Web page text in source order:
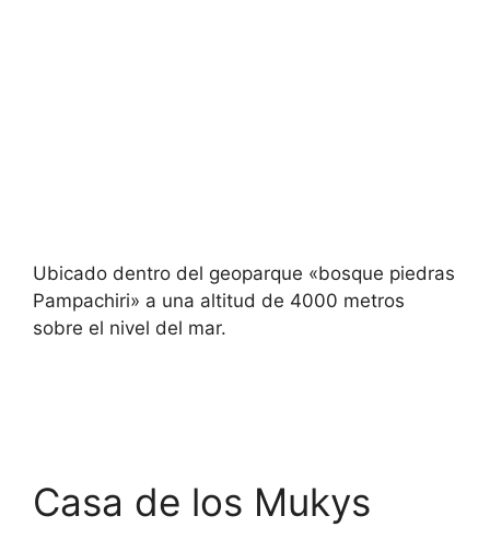
Ubicado dentro del geoparque «bosque piedras
Pampachiri» a una altitud de 4000 metros
sobre el nivel del mar.
Casa de los Mukys